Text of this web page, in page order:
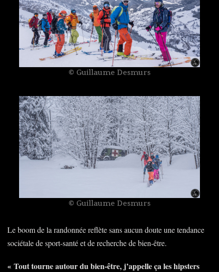
© Guillaume Desmurs
© Guillaume Desmurs
Le boom de la randonnée reflète sans aucun doute une tendance
sociétale de sport-santé et de recherche de bien-être.
« Tout tourne autour du bien-être, j’appelle ça les hipsters